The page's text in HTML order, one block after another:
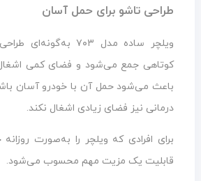
طراحی تاشو برای حمل آسان
ویلچر ساده مدل ۷۰۳
کوتاهی جمع می‌شود و فضای کمی
باعث می‌شود حمل آن با خودرو آسان
درمانی نیز فضای زیادی اشغال نکند.
برای افرادی که ویلچر را به‌صورت
قابلیت یک مزیت مهم محسوب می‌شود.